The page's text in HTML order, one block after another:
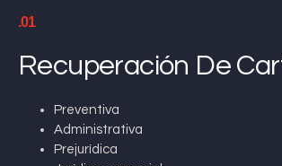
.01
Recuperación De
Preventiva
Administrativa
Prejurídica